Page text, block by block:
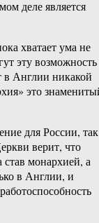
деле является
хватает ума не
эту возможность
в Англии никакой
это
для России, так
верит, что
монархией, а
в Англии, и